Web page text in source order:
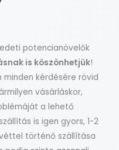
potencianövelők
is köszönhetjük!
minden kérdésére rövid
vásárláskor,
a lehető
is igen gyors, 1-2
történő szállítása